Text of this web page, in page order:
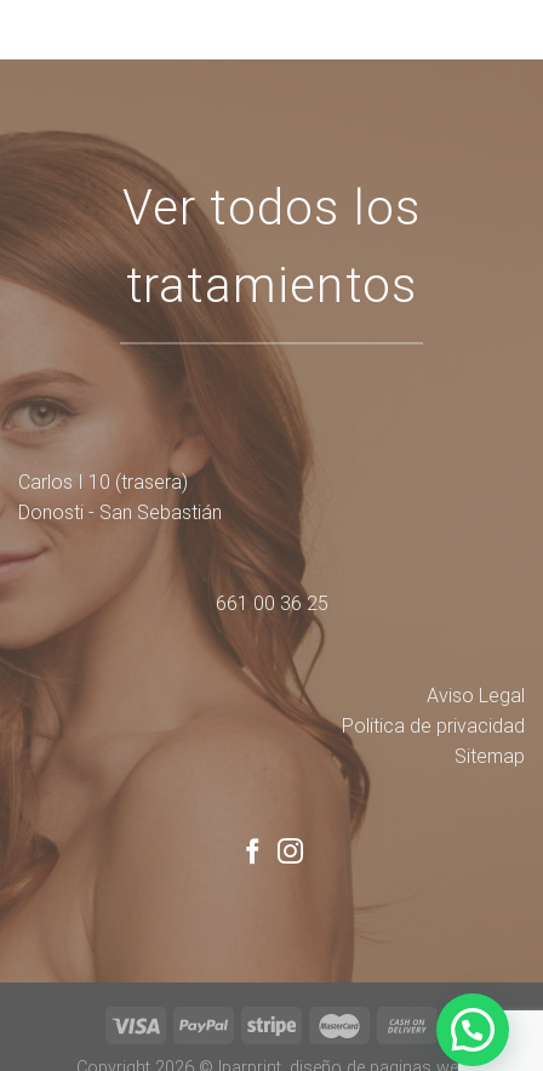
Ver todos los
tratamientos
Carlos I 10 (trasera)
Donosti - San Sebastián
661 00 36 25
Aviso Legal
Politica de privacidad
Sitemap